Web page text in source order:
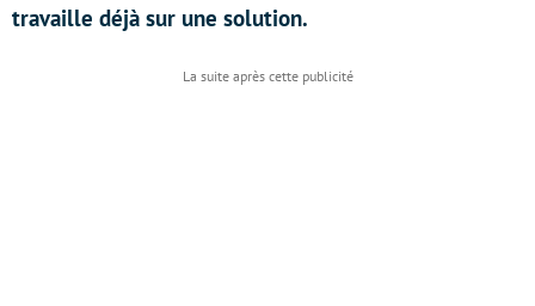
travaille déjà sur une solution.